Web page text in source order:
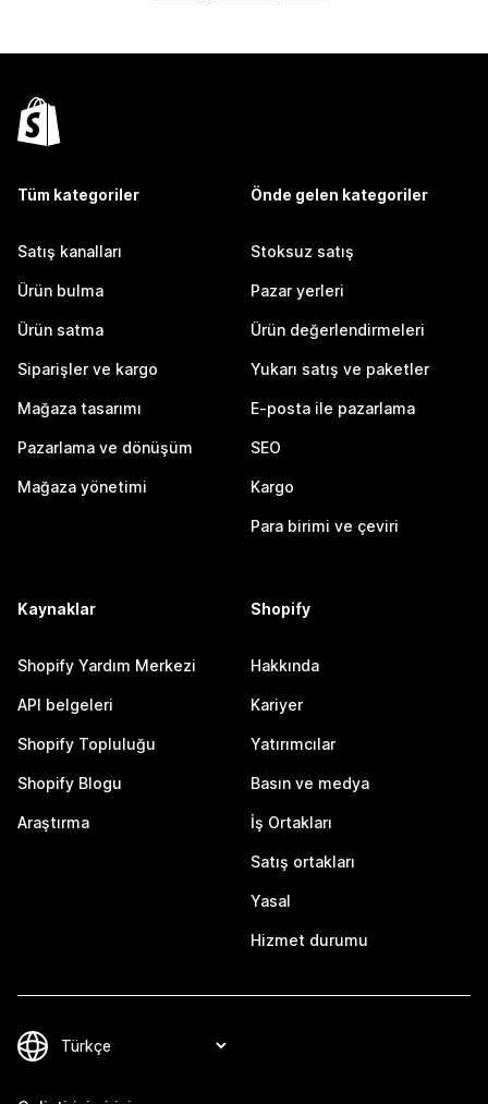
Tüm kategoriler
Satış kanalları
Ürün bulma
Ürün satma
Siparişler ve kargo
Mağaza tasarımı
Pazarlama ve dönüşüm
Mağaza yönetimi
Önde gelen kategoriler
Stoksuz satış
Pazar yerleri
Ürün değerlendirmeleri
Yukarı satış ve paketler
E-posta ile pazarlama
SEO
Kargo
Para birimi ve çeviri
Kaynaklar
Shopify Yardım Merkezi
API belgeleri
Shopify Topluluğu
Shopify Blogu
Araştırma
Shopify
Hakkında
Kariyer
Yatırımcılar
Basın ve medya
İş Ortakları
Satış ortakları
Yasal
Hizmet durumu